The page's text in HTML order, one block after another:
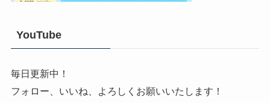
YouTube
毎日更新中！
フォロー、いいね、よろしくお願いいたします！